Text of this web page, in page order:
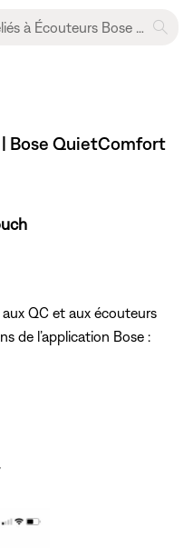
Bose QuietComfort
QC et aux écouteurs
de l’application Bose :